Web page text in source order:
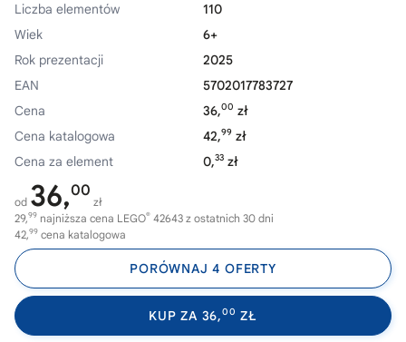
Liczba elementów
110
Wiek
6+
Rok prezentacji
2025
EAN
5702017783727
Cena
36,00 zł
Cena katalogowa
42,99 zł
Cena za element
0,33 zł
od 36,00
zł
29,99 najniższa cena LEGO® 42643 z ostatnich 30 dni
42,99 cena katalogowa
PORÓWNAJ 4 OFERTY
KUP ZA 36,00 ZŁ